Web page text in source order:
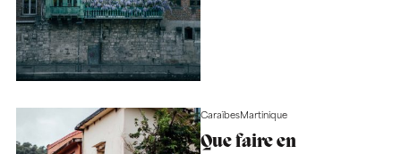
CaraïbesMartinique
Que faire en